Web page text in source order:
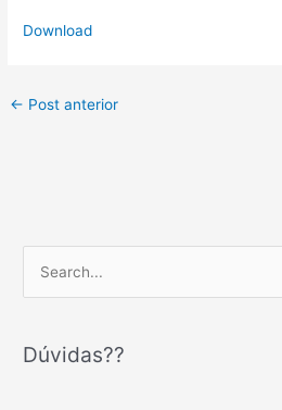
Download
← Post anterior
q
Dúvidas??